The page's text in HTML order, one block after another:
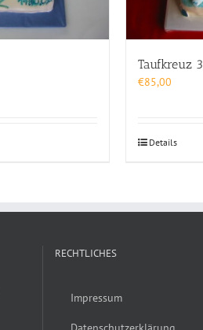
Taufkreuz 3
€85,00
Details
RECHTLICHES
Impressum